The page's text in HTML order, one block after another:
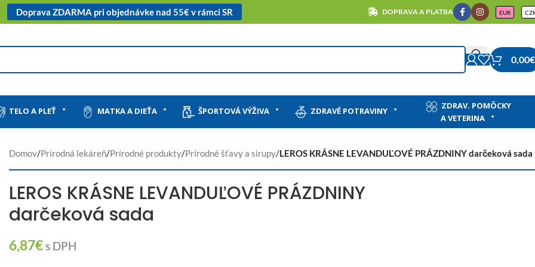
Doprava ZDARMA pri objednávke nad 55€ v rámci SR DOPRAVA A PLATBA EUR
0,00€
TELO A PLEŤ MATKA A DIEŤA ŠPORTOVÁ VÝŽIVA ZDRAVÉ POTRAVINY
ZDRAV. POMÔCKY
A VETERINA
Domov/Prírodná lekáreň/Prírodné produkty/Prírodné šťavy a sirupy/LEROS KRÁSNE LEVANDUĽOVÉ PRÁZDNINY darčeková sada
LEROS KRÁSNE LEVANDUĽOVÉ PRÁZDNINY
darčeková sada
6,87€s DPH